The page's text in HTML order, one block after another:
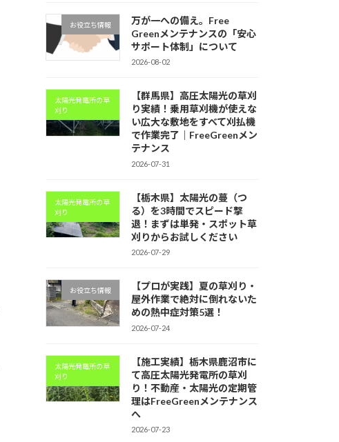
お役立ち情報
万が一への備え。Free
Greenメンテナンスの「安心
サポート体制」について
2026-08-02
太陽光発電所の草
刈り
【群馬県】高圧太陽光の草刈
り実績！乗用草刈機が使えな
い広大な敷地をすべて刈払機
で作業完了｜FreeGreenメン
テナンス
2026-07-31
太陽光発電所の草
刈り
【栃木県】太陽光の蔓（つ
る）を3時間でスピード撃
退！まずは単発・スポット草
刈りからお試しください
2026-07-29
お役立ち情報
【プロが実践】夏の草刈り・
屋外作業で絶対に倒れないた
めの熱中症対策5選！
2026-07-24
太陽光発電所の草
刈り
【施工実績】栃木県鹿沼市に
て高圧太陽光発電所の草刈
り！不動産・太陽光の定期管
理はFreeGreenメンテナンス
へ
2026-07-23